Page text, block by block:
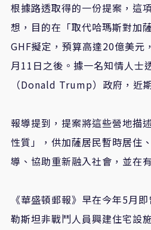
根據路透取得的一份提案，這
想，目的在「取代哈瑪斯對加
GHF擬定，預算高達20億美元
月11 日之後。據一名知情人士
（Donald Trump）政府，近
報導提到，提案將這些營地描
性質」，供加薩居民暫時居住
導、協助重新融入社會，並在
《華盛頓郵報》早在今年5月即
勒斯坦非戰鬥人員興建住宅設